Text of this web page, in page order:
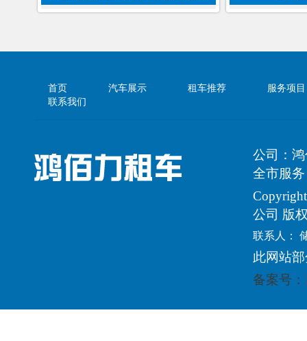
首页 汽车展示 租车推荐
服务项目
联系我们
公司：
全市服务
公司 版
联系人：
此网站
备案号：